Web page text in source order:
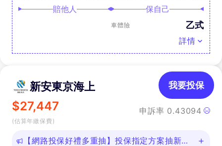
賠他人 保自己
車體險 乙式
詳情
新安東京海上
$27,447
(估算年繳保費)
申訴率 0.43094
我要投保
【網路投保好禮多重抽】投保指定方案抽新款